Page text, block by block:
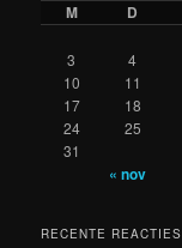
M D
3
4
10
11
17
18
24
25
31
« nov
RECENTE REACTIES